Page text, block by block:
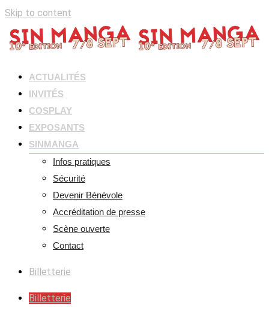
Skip to content
ACTUALITÉS
INVITÉS
COSPLAY
EXPOSANTS
SINMANGA
Infos pratiques
Sécurité
Devenir Bénévole
Accréditation de presse
Scène ouverte
Contact
Billetterie
Billetterie